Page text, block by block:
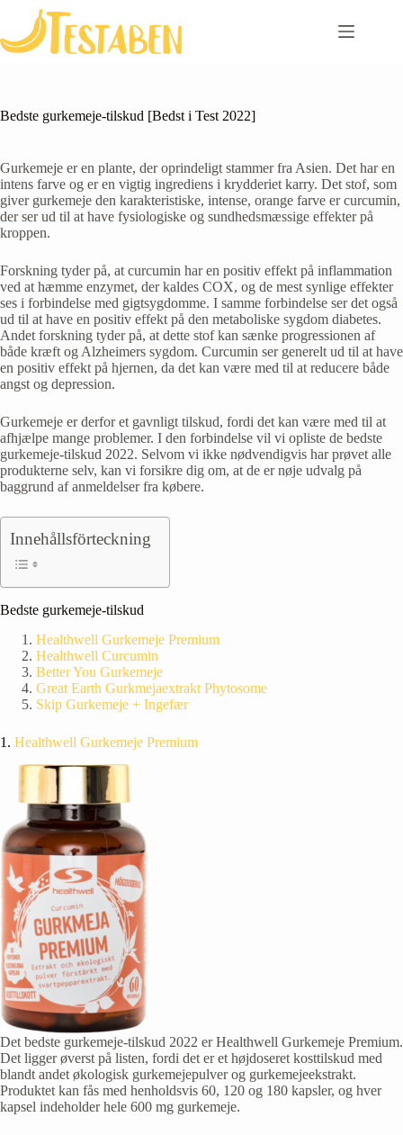
content
Bedste gurkemeje-tilskud [Bedst i Test 2022]
Gurkemeje er en plante, der oprindeligt stammer fra Asien. Det har en
intens farve og er en vigtig ingrediens i krydderiet karry. Det stof, som
giver gurkemeje den karakteristiske, intense, orange farve er curcumin,
der ser ud til at have fysiologiske og sundhedsmæssige effekter på
kroppen.
Forskning tyder på, at curcumin har en positiv effekt på inflammation
ved at hæmme enzymet, der kaldes COX, og de mest synlige effekter
ses i forbindelse med gigtsygdomme. I samme forbindelse ser det også
ud til at have en positiv effekt på den metaboliske sygdom diabetes.
Andet forskning tyder på, at dette stof kan sænke progressionen af
både kræft og Alzheimers sygdom. Curcumin ser generelt ud til at have
en positiv effekt på hjernen, da det kan være med til at reducere både
angst og depression.
Gurkemeje er derfor et gavnligt tilskud, fordi det kan være med til at
afhjælpe mange problemer. I den forbindelse vil vi opliste de bedste
gurkemeje-tilskud 2022. Selvom vi ikke nødvendigvis har prøvet alle
produkterne selv, kan vi forsikre dig om, at de er nøje udvalg på
baggrund af anmeldelser fra købere.
Innehållsförteckning
Bedste gurkemeje-tilskud
Healthwell Gurkemeje Premium
Healthwell Curcumin
Better You Gurkemeje
Great Earth Gurkmejaextrakt Phytosome
Skip Gurkemeje + Ingefær
1. Healthwell Gurkemeje Premium
Det bedste gurkemeje-tilskud 2022 er Healthwell Gurkemeje Premium.
Det ligger øverst på listen, fordi det er et højdoseret kosttilskud med
blandt andet økologisk gurkemejepulver og gurkemejeekstrakt.
Produktet kan fås med henholdsvis 60, 120 og 180 kapsler, og hver
kapsel indeholder hele 600 mg gurkemeje.